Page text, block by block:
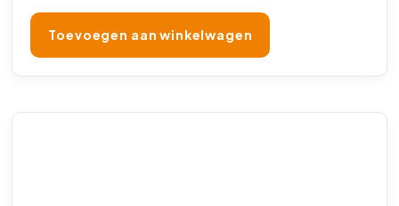
Toevoegen aan winkelwagen